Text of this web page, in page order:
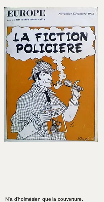
N'a d'holmésien que la couverture.